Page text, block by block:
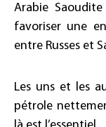
Arabie
favoriser une
entre Russes et
Les uns et les
pétrole